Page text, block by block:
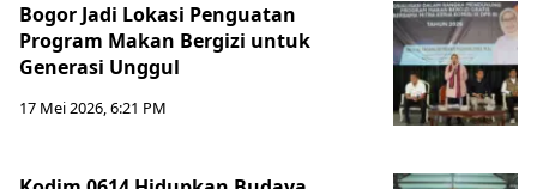
Bogor Jadi Lokasi Penguatan
Program Makan Bergizi untuk
Generasi Unggul
17 Mei 2026, 6:21 PM